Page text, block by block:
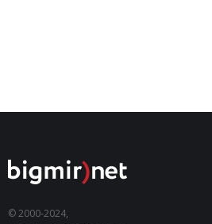
© 2000-2024,